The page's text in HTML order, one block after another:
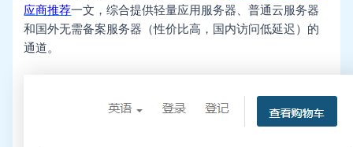
应商推荐一文，综合提供轻量应用服务器、普通云服务器
和国外无需备案服务器（性价比高，国内访问低延迟）的
通道。